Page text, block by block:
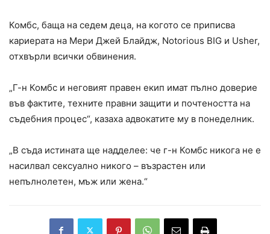
Комбс, баща на седем деца, на когото се приписва
кариерата на Мери Джей Блайдж, Notorious BIG и Usher,
отхвърли всички обвинения.
„Г-н Комбс и неговият правен екип имат пълно доверие
във фактите, техните правни защити и почтеността на
съдебния процес“, казаха адвокатите му в понеделник.
„В съда истината ще надделее: че г-н Комбс никога не е
насилвал сексуално никого – възрастен или
непълнолетен, мъж или жена.“